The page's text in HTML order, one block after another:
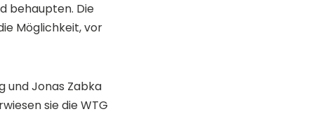
behaupten. Die
Möglichkeit, vor
und Jonas Zabka
sie die WTG